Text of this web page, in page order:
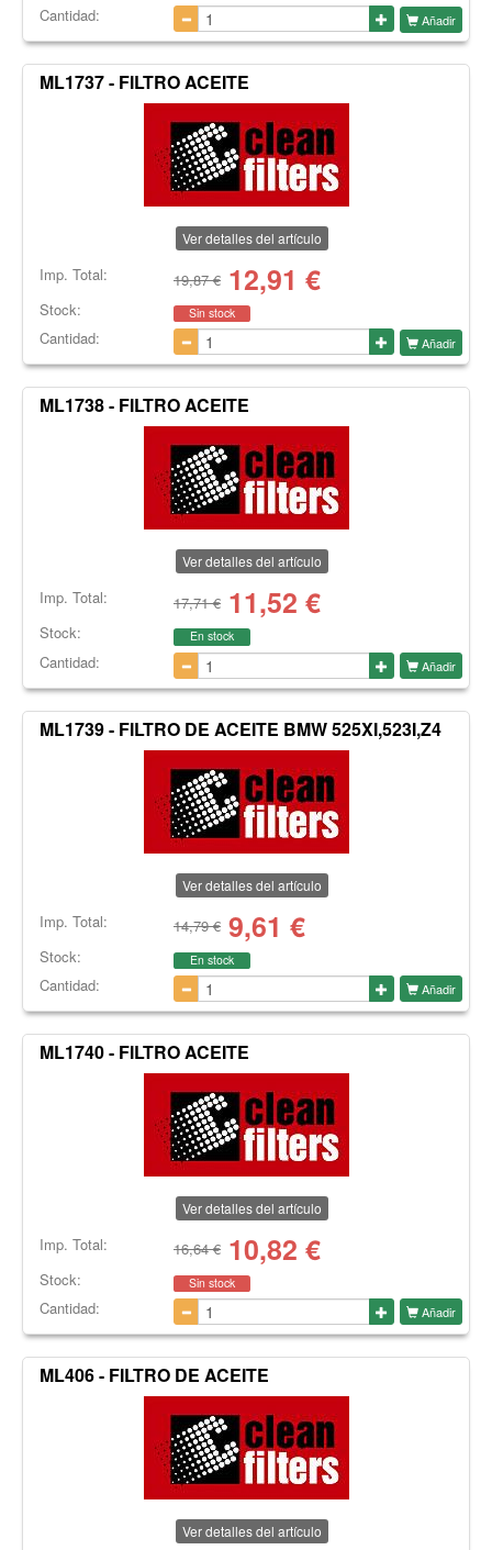
Cantidad: Añadir
ML1737 - FILTRO ACEITE
Ver detalles del artículo
Imp. Total: 19,87 € 12,91 €
Stock: Sin stock
Cantidad: Añadir
ML1738 - FILTRO ACEITE
Ver detalles del artículo
Imp. Total: 17,71 € 11,52 €
Stock: En stock
Cantidad: Añadir
ML1739 - FILTRO DE ACEITE BMW 525XI,523I,Z4
Ver detalles del artículo
Imp. Total: 14,79 € 9,61 €
Stock: En stock
Cantidad: Añadir
ML1740 - FILTRO ACEITE
Ver detalles del artículo
Imp. Total: 16,64 € 10,82 €
Stock: Sin stock
Cantidad: Añadir
ML406 - FILTRO DE ACEITE
Ver detalles del artículo